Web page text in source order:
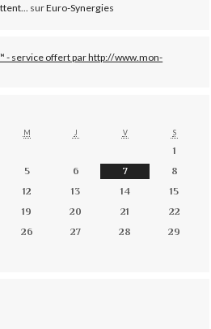
surEuro-Synergies
M J V S
1
5 6 7
8
12 13 14
15
19 20 21
22
26 27 28
29